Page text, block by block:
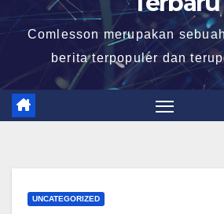
Comlesson merupakan
berita terpopuler dan
UNCATEGORIZED